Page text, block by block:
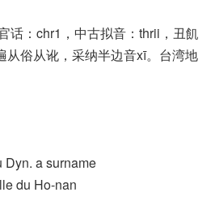
话：chr1，中古拟音：thrii，丑飢
从俗从讹，采纳半边音xī。台湾地
Dyn. a surname
du Ho-nan